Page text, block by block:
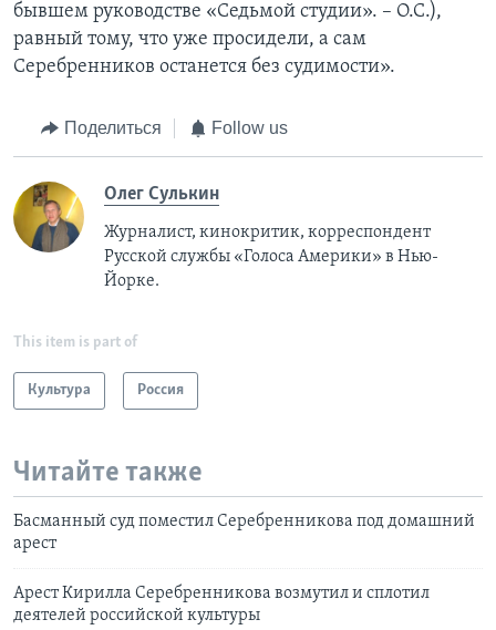
бывшем руководстве «Седьмой студии». – О.С.),
равный тому, что уже просидели, а сам
Серебренников останется без судимости».
Поделиться Follow us
Олег Сулькин
Журналист, кинокритик, корреспондент
Русской службы «Голоса Америки» в Нью-
Йорке.
This item is part of
Культура Россия
Читайте также
Басманный суд поместил Серебренникова под домашний
арест
Арест Кирилла Серебренникова возмутил и сплотил
деятелей российской культуры